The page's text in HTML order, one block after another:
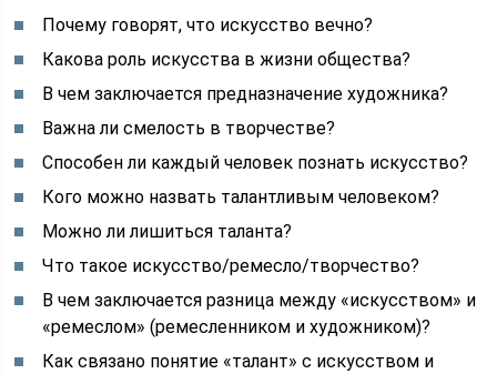
Почему говорят, что искусство вечно?
Какова роль искусства в жизни общества?
В чем заключается предназначение художника?
Важна ли смелость в творчестве?
Способен ли каждый человек познать искусство?
Кого можно назвать талантливым человеком?
Можно ли лишиться таланта?
Что такое искусство/ремесло/творчество?
В чем заключается разница между «искусством» и
«ремеслом» (ремесленником и художником)?
Как связано понятие «талант» с искусством и